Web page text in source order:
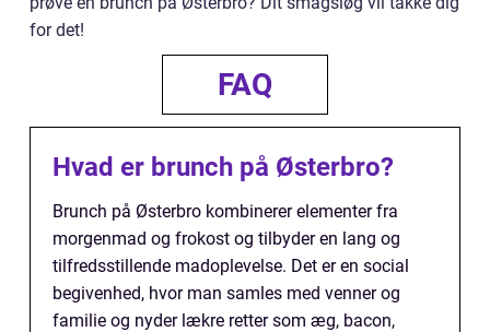
for det!
FAQ
Hvad er brunch på Østerbro?
Brunch på Østerbro kombinerer elementer fra
morgenmad og frokost og tilbyder en lang og
tilfredsstillende madoplevelse. Det er en social
begivenhed, hvor man samles med venner og
familie og nyder lækre retter som æg, bacon,